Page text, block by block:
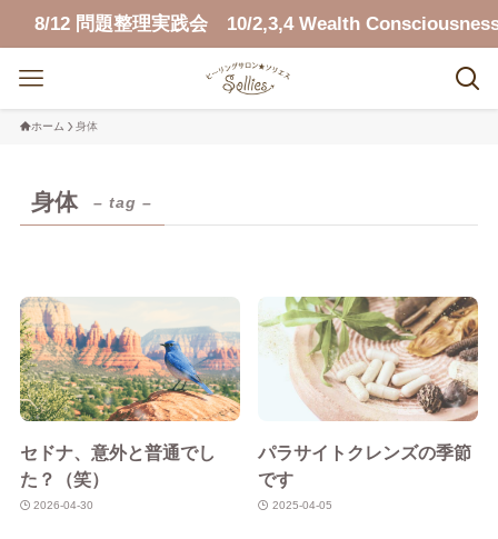
8/12 問題整理実践会 10/2,3,4 Wealth Consciousness
ホーム 身体
身体 – tag –
セドナ、意外と普通でし
た？（笑）
2026-04-30
パラサイトクレンズの季節
です
2025-04-05